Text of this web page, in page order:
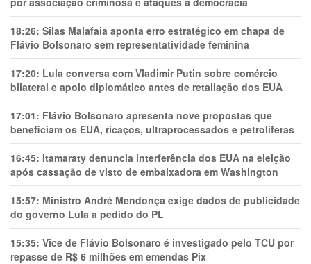
18:26: Silas Malafaia aponta erro estratégico em chapa de
Flávio Bolsonaro sem representatividade feminina
17:20: Lula conversa com Vladimir Putin sobre comércio
bilateral e apoio diplomático antes de retaliação dos EUA
17:01: Flávio Bolsonaro apresenta nove propostas que
beneficiam os EUA, ricaços, ultraprocessados e petrolíferas
16:45: Itamaraty denuncia interferência dos EUA na eleição
após cassação de visto de embaixadora em Washington
15:57: Ministro André Mendonça exige dados de publicidade
do governo Lula a pedido do PL
15:35: Vice de Flávio Bolsonaro é investigado pelo TCU por
repasse de R$ 6 milhões em emendas Pix